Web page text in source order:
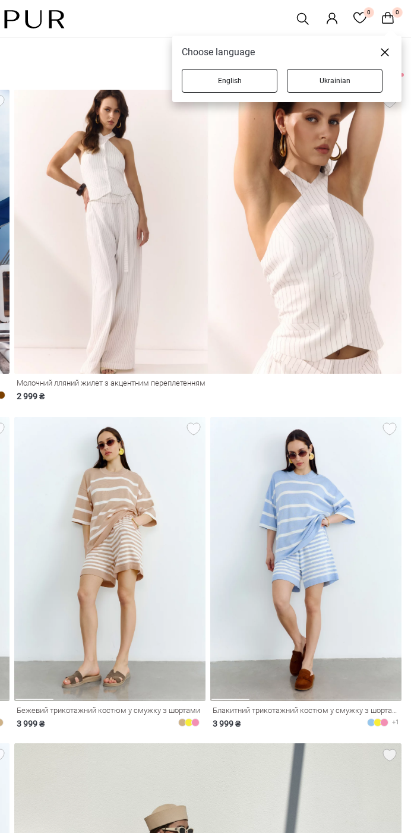
0 0
12 товарів
Молочний лляний жилет з акцентним переплетенням
2 999 ₴
Бежевий трикотажний костюм у смужку з шортами
3 999 ₴
Блакитний трикотажний костюм у смужку з шортами
3 999 ₴ +1
Choose language
English Ukrainian